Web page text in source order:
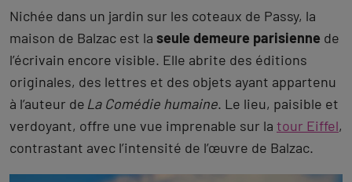
Nichée dans un jardin sur les coteaux de Passy, la
maison de Balzac est la seule demeure parisienne de
l’écrivain encore visible. Elle abrite des éditions
originales, des lettres et des objets ayant appartenu
à l’auteur de La Comédie humaine. Le lieu, paisible et
verdoyant, offre une vue imprenable sur la tour Eiffel,
contrastant avec l’intensité de l’œuvre de Balzac.